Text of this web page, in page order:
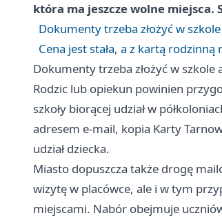
która ma jeszcze wolne miejsca.
Dokumenty trzeba złożyć w
Cena jest stała, a z kartą rodzinną
Dokumenty trzeba złożyć w szkole
Rodzic lub opiekun powinien
szkoły biorącej udział w
adresem e-mail, kopia Karty
udział dziecka.
Miasto dopuszcza także drogę
wizytę w placówce, ale i w tym
miejscami. Nabór obejmuje